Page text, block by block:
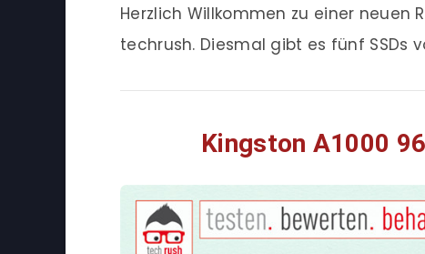
Herzlich Willkommen zu einer neuen
techrush. Diesmal gibt es fünf SSDs
Kingston A1000